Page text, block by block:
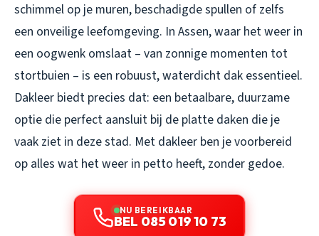
schimmel op je muren, beschadigde spullen of zelfs
een onveilige leefomgeving. In Assen, waar het weer in
een oogwenk omslaat – van zonnige momenten tot
stortbuien – is een robuust, waterdicht dak essentieel.
Dakleer biedt precies dat: een betaalbare, duurzame
optie die perfect aansluit bij de platte daken die je
vaak ziet in deze stad. Met dakleer ben je voorbereid
op alles wat het weer in petto heeft, zonder gedoe.
NU BEREIKBAAR
BEL 085 019 10 73